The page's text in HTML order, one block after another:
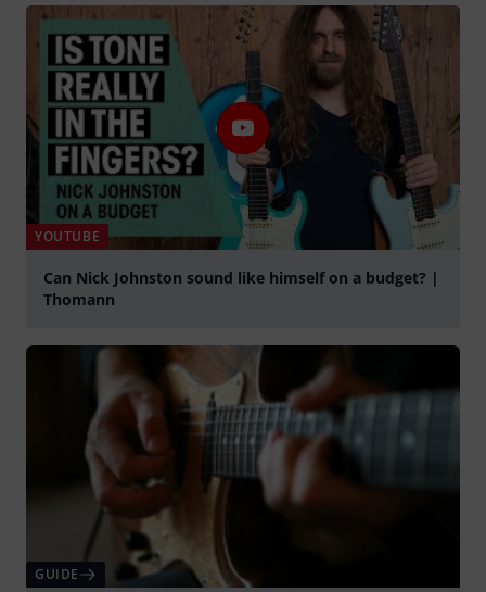
YOUTUBE
Can Nick Johnston sound like himself on a budget? |
Thomann
GUIDE